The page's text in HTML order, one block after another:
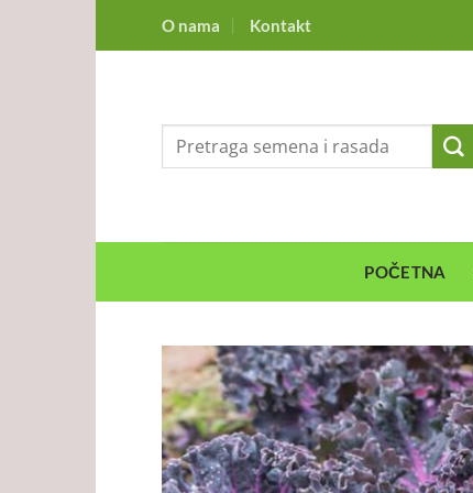
Preskoči
na
O nama Kontakt
Pretraga
POČETNA